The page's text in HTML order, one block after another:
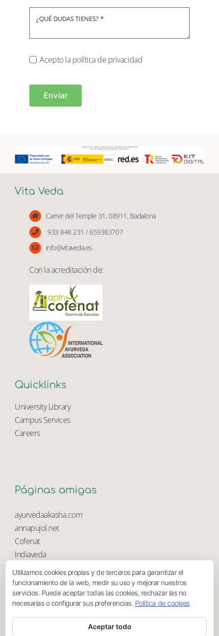
Acepto la política de privacidad
Vita Veda
info@vitaveda.es
Con la acreditación de:
Quicklinks
University Library
Páginas amigas
ayurvedaakasha.com
annapujol.net
Indiaveda
Magnolia
Utilizamos cookies propias y de terceros para garantizar el
funcionamiento de la web, medir su uso y mejorar nuestros
servicios. Puede aceptar todas las cookies, rechazar las no
necesarias o configurar sus preferencias. Política de cookies
Aceptar todo